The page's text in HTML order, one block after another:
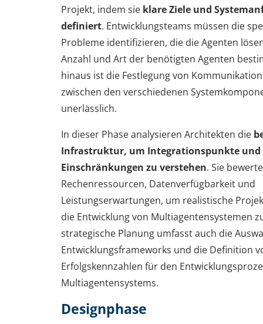
Projekt, indem sie klare Ziele und
definiert. Entwicklungsteams müssen die
Probleme identifizieren, die die Agenten
Anzahl und Art der benötigten Agenten
hinaus ist die Festlegung von
zwischen den verschiedenen
unerlässlich.
In dieser Phase analysieren Architekten die
Infrastruktur, um Integrationspunkte und
Einschränkungen zu verstehen. Sie
Rechenressourcen, Datenverfügbarkeit und
Leistungserwartungen, um realistische
die Entwicklung von Multiagentensystemen
strategische Planung umfasst auch die
Entwicklungsframeworks und die Definition
Erfolgskennzahlen für den
Multiagentensystems.
Designphase